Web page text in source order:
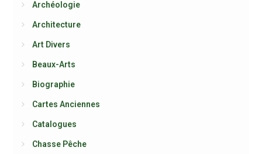
Archéologie
Architecture
Art Divers
Beaux-Arts
Biographie
Cartes Anciennes
Catalogues
Chasse Pêche